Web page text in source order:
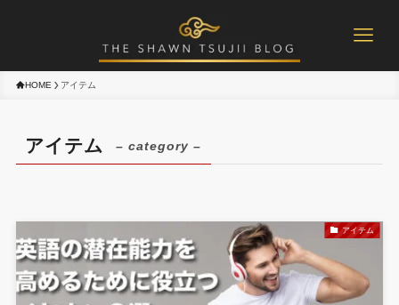
HOME アイテム
アイテム – category –
アイテム